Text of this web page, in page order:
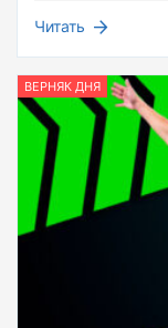
Читать
ВЕРНЯК ДНЯ